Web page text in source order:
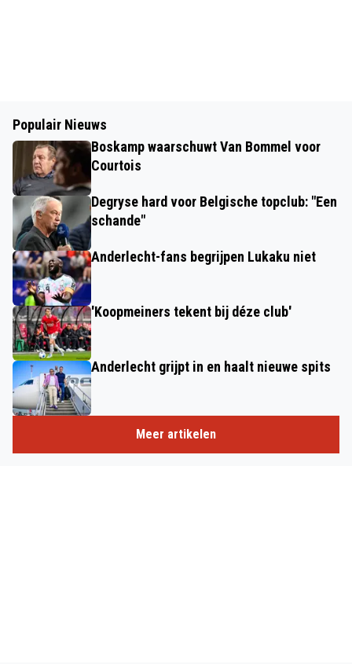
Populair Nieuws
Boskamp waarschuwt Van Bommel voor
Courtois
Degryse hard voor Belgische topclub: "Een
schande"
Anderlecht-fans begrijpen Lukaku niet
'Koopmeiners tekent bij déze club'
Anderlecht grijpt in en haalt nieuwe spits
Meer artikelen